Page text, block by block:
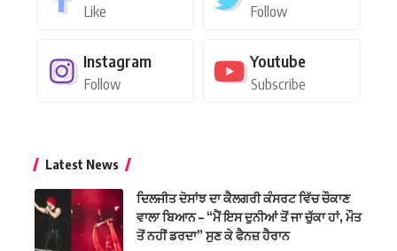
Like Follow
Instagram
Follow
Youtube
Subscribe
Latest News
ਦਿਲਜੀਤ ਦੋਸਾਂਝ ਦਾ ਕੈਲਗਰੀ ਕੰਸਰਟ ਵਿੱਚ ਚੌਕਾਣ
ਵਾਲਾ ਬਿਆਨ – “ਮੈਂ ਇਸ ਦੁਨੀਆਂ ਤੋਂ ਜਾ ਚੁੱਕਾ ਹਾਂ, ਮੌਤ
ਤੋਂ ਨਹੀਂ ਡਰਦਾ” ਸੁਣ ਕੇ ਫੈਨਜ਼ ਹੈਰਾਨ